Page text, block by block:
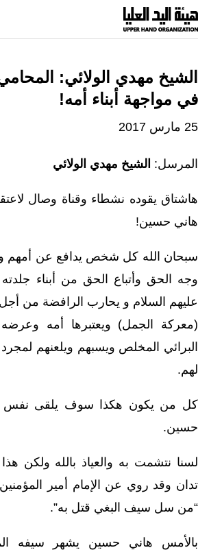
انتقل
إلى
الشيخ مهدي الولائي:
في مواجهة أبناء أمه!
25 مارس 2017
المرسل: الشيخ مهدي الولائي
هاشتاق يقوده نشطاء وقناة وصال
هاني حسين!
سبحان الله كل شخص يدافع عن أمهم
وجه الحق وأتباع الحق من أبناء
عليهم السلام و يحارب الرافضة من أجل
(معركة الجمل) ويعتبرها أمه
البرائي المخلص ويسبهم ويلعنهم
لهم.
كل من يكون هكذا سوف يلقى نفس
حسين.
لسنا نتشمت به والعياذ بالله ولكن
تدان وقد روي عن الإمام أمير
“من سل سيف البغي قتل به”.
بالأمس هاني حسين يشهر سيفه